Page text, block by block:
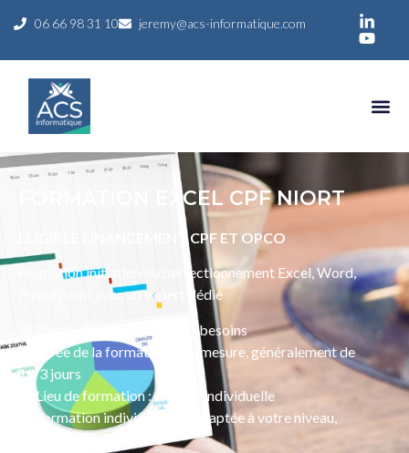
06 66 98 31 10 jeremy@acs-informatique.com
FORMATION EXCEL CPF NIORT
ELIGIBLE FINANCEMENT CPF ET OPCO
Formation initiation ou perfectionnement Excel, Word,
Powerpoint avec un expert dédié
📅 Dates : À définir selon vos besoins
⏳ Durée de la formation : Sur mesure, généralement de
1 à 3 jours
📍 Lieu de formation : en visio individuelle
📜 Formation individualisée, adaptée à votre niveau,
programme sur mesure